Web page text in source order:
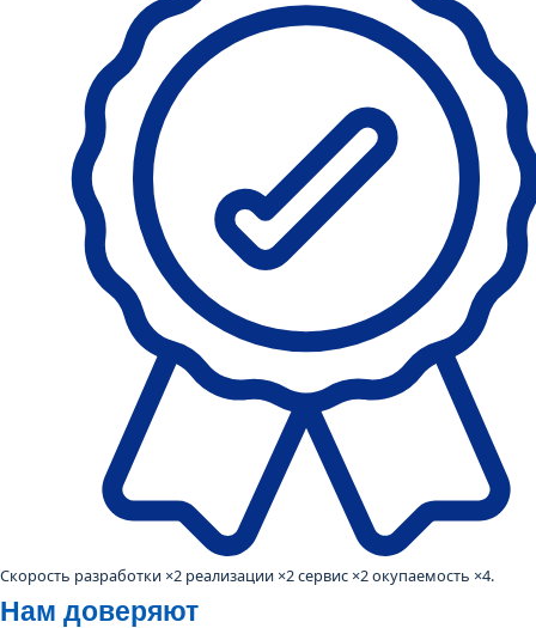
Скорость разработки ×2 реализации ×2 сервис ×2 окупаемость ×4.
Нам доверяют